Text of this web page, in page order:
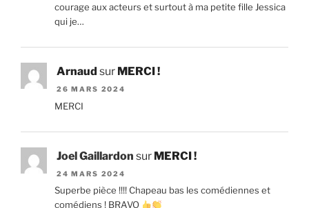
courage aux acteurs et surtout à ma petite fille Jessica
qui je…
Arnaud sur MERCI !
26 MARS 2024
MERCI
Joel Gaillardon sur MERCI !
24 MARS 2024
Superbe pièce !!!! Chapeau bas les comédiennes et
comédiens ! BRAVO